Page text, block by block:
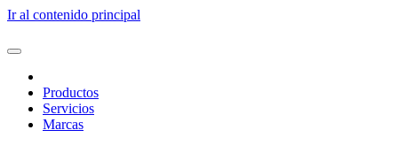
Ir al contenido principal
Productos
Servicios
Marcas